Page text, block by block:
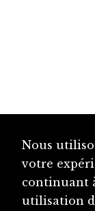
Nous
votre
continuant
utilisation